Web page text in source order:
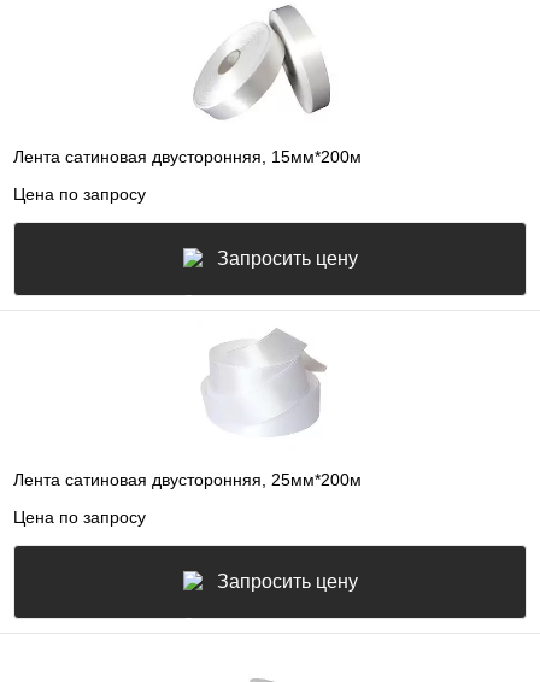
Лента сатиновая двусторонняя, 15мм*200м
Цена по запросу
Запросить цену
Лента сатиновая двусторонняя, 25мм*200м
Цена по запросу
Запросить цену